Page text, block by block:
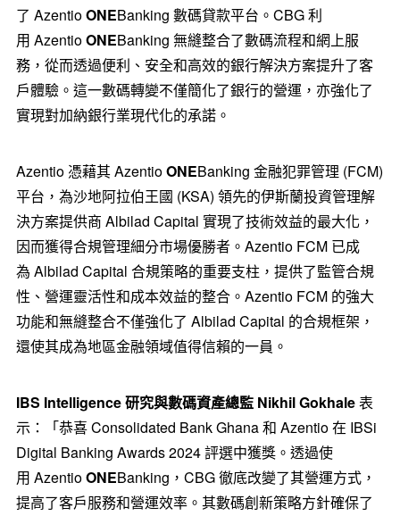
了 AzentioONEBanking 數碼貸款平台。CBG 利
用 AzentioONEBanking 無縫整合了數碼流程和網上服
務，從而透過便利、安全和高效的銀行解決方案提升了客
戶體驗。這一數碼轉變不僅簡化了銀行的營運，亦強化了
實現對加納銀行業現代化的承諾。
Azentio 憑藉其 AzentioONEBanking 金融犯罪管理 (FCM)
平台，為沙地阿拉伯王國 (KSA) 領先的伊斯蘭投資管理解
決方案提供商 Albilad Capital 實現了技術效益的最大化，
因而獲得合規管理細分市場優勝者。Azentio FCM 已成
為 Albilad Capital 合規策略的重要支柱，提供了監管合規
性、營運靈活性和成本效益的整合。Azentio FCM 的強大
功能和無縫整合不僅強化了 Albilad Capital 的合規框架，
還使其成為地區金融領域值得信賴的一員。
IBS Intelligence研究與數碼資產總監Nikhil Gokhale表
示：「恭喜 Consolidated Bank Ghana 和 Azentio 在 IBSi
Digital Banking Awards 2024 評選中獲獎。透過使
用 AzentioONEBanking，CBG 徹底改變了其營運方式，
提高了客戶服務和營運效率。其數碼創新策略方針確保了